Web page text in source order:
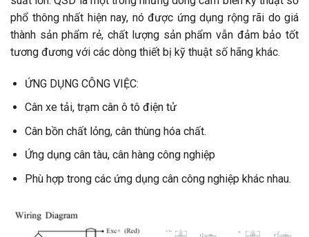
phổ thông nhất hiện nay, nó được ứng dụng rộng rãi do giá
thành sản phẩm rẻ, chất lượng sản phẩm vẫn đảm bảo tốt
tương đương với các dòng thiết bị kỹ thuật số hãng khác.
ỨNG DỤNG CÔNG VIỆC:
Cân xe tải, trạm cân ô tô điện tử
Cân bồn chất lỏng, cân thùng hóa chất.
Ứng dụng cân tàu, cân hàng công nghiệp
Phù hợp trong các ứng dụng cân công nghiệp khác nhau.